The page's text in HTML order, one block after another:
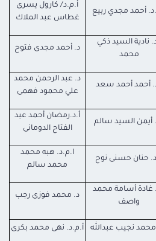
أحمد مجدي ربيع
أ.م.د/ كارول يسرى
غطاس عبد الملاك
نادية السيد ذكي
محمد
د. أحمد مجدى فتوح
أحمد أحمد سعد
د. عبد الرحمن محمد
علي محمود فهمى
أيمن السيد سالم
أ.د.رمضان أحمد عبد
الفتاح الدومانى
حنان حسنى نوح
ا.م.د. هبه محمد
محمد سالم
غادة أسامة محمد
واصف
د. محمد فوزى رجب
محمد نجيب عبدالله أ.م.د. نهى محمد بكرى